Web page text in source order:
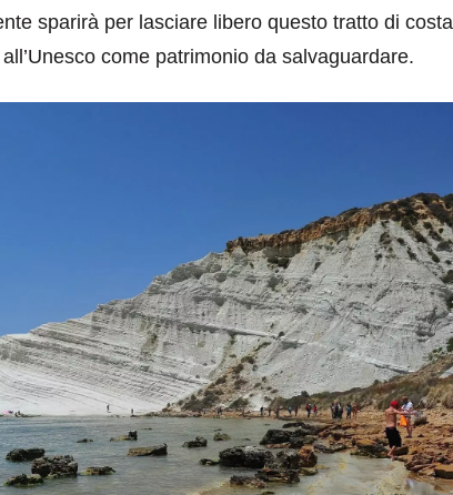
sparirà per lasciare libero questo tratto di costa
come patrimonio da salvaguardare.